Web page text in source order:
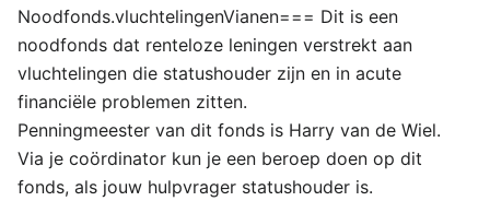
Noodfonds.vluchtelingenVianen=== Dit is een
noodfonds dat renteloze leningen verstrekt aan
vluchtelingen die statushouder zijn en in acute
financiële problemen zitten.
Penningmeester van dit fonds is Harry van de Wiel.
Via je coördinator kun je een beroep doen op dit
fonds, als jouw hulpvrager statushouder is.